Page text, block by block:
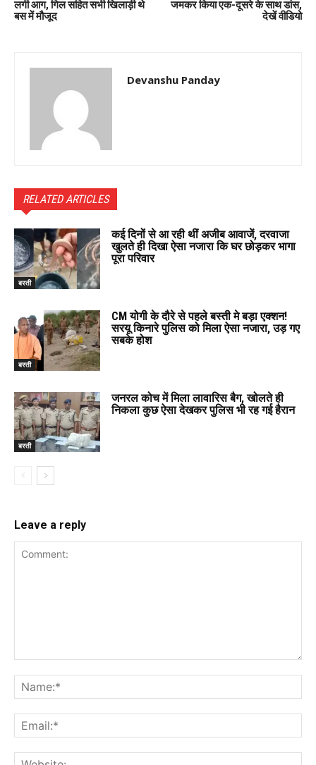
लगी आग, गिल सहित सभी खिलाड़ी थे
बस में मौजूद
जमकर किया एक-दूसरे के साथ डांस,
देखें वीडियो
Devanshu Panday
RELATED ARTICLES
बस्ती
कई दिनों से आ रही थीं अजीब आवाजें, दरवाजा
खुलते ही दिखा ऐसा नजारा कि घर छोड़कर भागा
पूरा परिवार
बस्ती
CM योगी के दौरे से पहले बस्ती मे बड़ा एक्शन!
सरयू किनारे पुलिस को मिला ऐसा नजारा, उड़ गए
सबके होश
बस्ती
जनरल कोच में मिला लावारिस बैग, खोलते ही
निकला कुछ ऐसा देखकर पुलिस भी रह गई हैरान
Leave a reply